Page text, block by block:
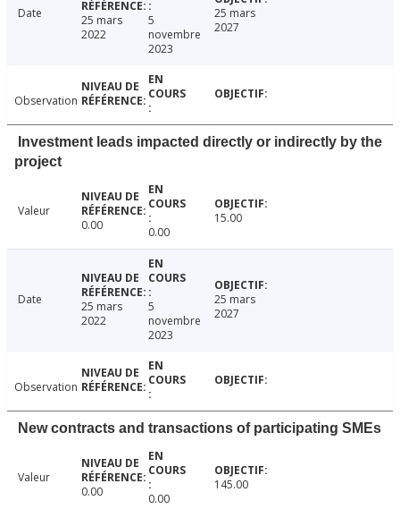
Date
25 mars
2022
5
novembre
2023
25 mars
2027
Observation
Investment leads impacted directly or indirectly by the
project
Valeur
0.00
0.00
15.00
Date
25 mars
2022
5
novembre
2023
25 mars
2027
Observation
New contracts and transactions of participating SMEs
Valeur
0.00
0.00
145.00